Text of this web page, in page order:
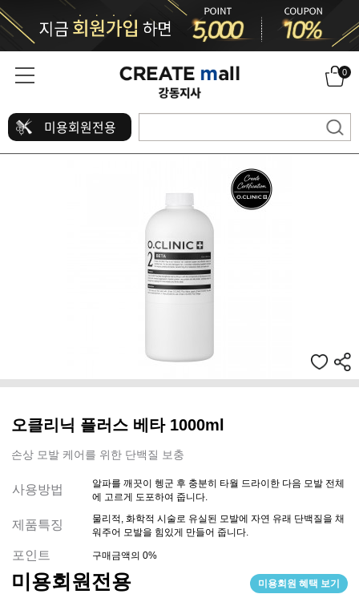
0
미용회원전용
오클리닉 플러스 베타 1000ml
손상 모발 케어를 위한 단백질 보충
사용방법
알파를 깨끗이 헹군 후 충분히 타월 드라이한 다음 모발 전체
에 고르게 도포하여 줍니다.
제품특징
물리적, 화학적 시술로 유실된 모발에 자연 유래 단백질을 채
워주어 모발을 힘있게 만들어 줍니다.
포인트 구매금액의 0%
미용회원전용 미용회원 혜택 보기